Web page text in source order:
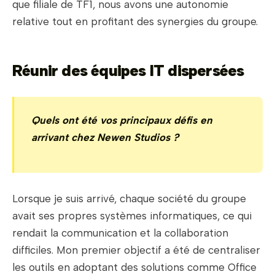
que filiale de TF1, nous avons une autonomie
relative tout en profitant des synergies du groupe.
Réunir des équipes IT dispersées
Quels ont été vos principaux défis en
arrivant chez Newen Studios ?
Lorsque je suis arrivé, chaque société du groupe
avait ses propres systèmes informatiques, ce qui
rendait la communication et la collaboration
difficiles. Mon premier objectif a été de centraliser
les outils en adoptant des solutions comme Office